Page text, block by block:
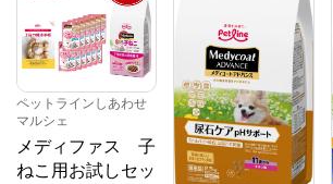
ペットラインしあわせ
マルシェ
メディファス 子
ねこ用お試しセッ